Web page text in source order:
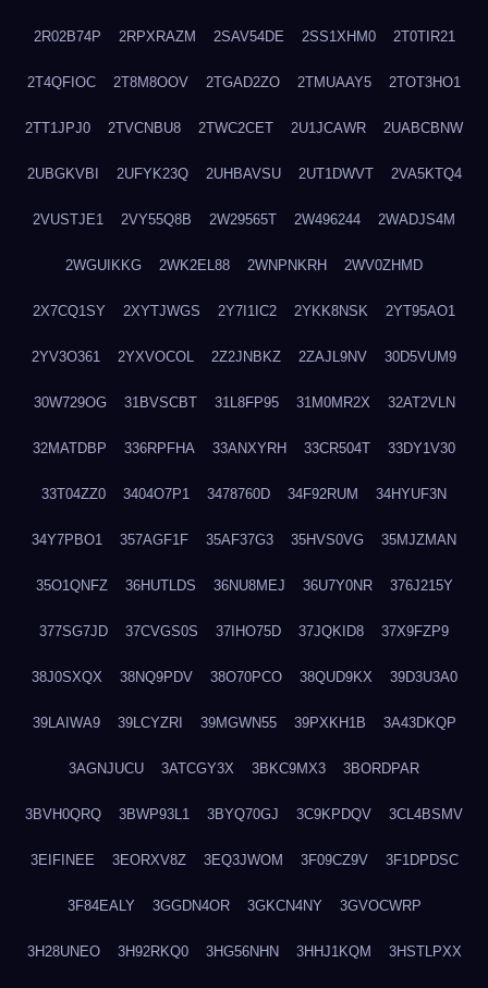
2R02B74P 2RPXRAZM 2SAV54DE 2SS1XHM0 2T0TIR21
2T4QFIOC 2T8M8OOV 2TGAD2ZO 2TMUAAY5 2TOT3HO1
2TT1JPJ0 2TVCNBU8 2TWC2CET 2U1JCAWR 2UABCBNW
2UBGKVBI 2UFYK23Q 2UHBAVSU 2UT1DWVT 2VA5KTQ4
2VUSTJE1 2VY55Q8B 2W29565T 2W496244 2WADJS4M
2WGUIKKG 2WK2EL88 2WNPNKRH 2WV0ZHMD
2X7CQ1SY 2XYTJWGS 2Y7I1IC2 2YKK8NSK 2YT95AO1
2YV3O361 2YXVOCOL 2Z2JNBKZ 2ZAJL9NV 30D5VUM9
30W729OG 31BVSCBT 31L8FP95 31M0MR2X 32AT2VLN
32MATDBP 336RPFHA 33ANXYRH 33CR504T 33DY1V30
33T04ZZ0 3404O7P1 3478760D 34F92RUM 34HYUF3N
34Y7PBO1 357AGF1F 35AF37G3 35HVS0VG 35MJZMAN
35O1QNFZ 36HUTLDS 36NU8MEJ 36U7Y0NR 376J215Y
377SG7JD 37CVGS0S 37IHO75D 37JQKID8 37X9FZP9
38J0SXQX 38NQ9PDV 38O70PCO 38QUD9KX 39D3U3A0
39LAIWA9 39LCYZRI 39MGWN55 39PXKH1B 3A43DKQP
3AGNJUCU 3ATCGY3X 3BKC9MX3 3BORDPAR
3BVH0QRQ 3BWP93L1 3BYQ70GJ 3C9KPDQV 3CL4BSMV
3EIFINEE 3EORXV8Z 3EQ3JWOM 3F09CZ9V 3F1DPDSC
3F84EALY 3GGDN4OR 3GKCN4NY 3GVOCWRP
3H28UNEO 3H92RKQ0 3HG56NHN 3HHJ1KQM 3HSTLPXX